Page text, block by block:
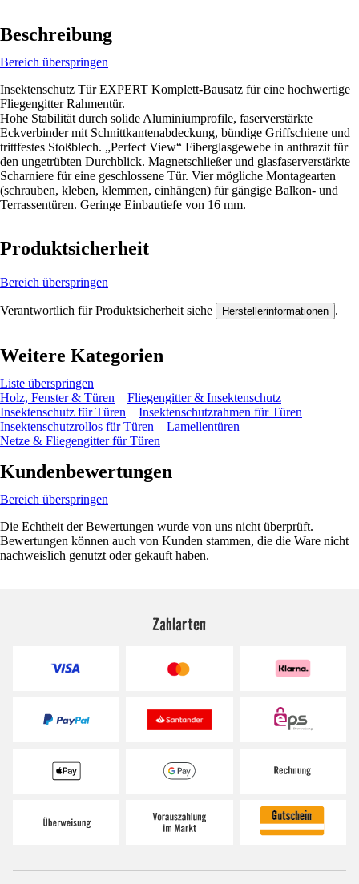
Beschreibung
Bereich überspringen
Insektenschutz Tür EXPERT Komplett-Bausatz für eine hochwertige
Fliegengitter Rahmentür.
Hohe Stabilität durch solide Aluminiumprofile, faserverstärkte
Eckverbinder mit Schnittkantenabdeckung, bündige Griffschiene und
trittfestes Stoßblech. „Perfect View“ Fiberglasgewebe in anthrazit für
den ungetrübten Durchblick. Magnetschließer und glasfaserverstärkte
Scharniere für eine geschlossene Tür. Vier mögliche Montagearten
(schrauben, kleben, klemmen, einhängen) für gängige Balkon- und
Terrassentüren. Geringe Einbautiefe von 16 mm.
Produktsicherheit
Bereich überspringen
Verantwortlich für Produktsicherheit siehe Herstellerinformationen .
Weitere Kategorien
Liste überspringen
Holz, Fenster & Türen
Fliegengitter & Insektenschutz
Insektenschutz für Türen
Insektenschutzrahmen für Türen
Insektenschutzrollos für Türen
Lamellentüren
Netze & Fliegengitter für Türen
Kundenbewertungen
Bereich überspringen
Die Echtheit der Bewertungen wurde von uns nicht überprüft.
Bewertungen können auch von Kunden stammen, die die Ware nicht
nachweislich genutzt oder gekauft haben.
Zahlarten